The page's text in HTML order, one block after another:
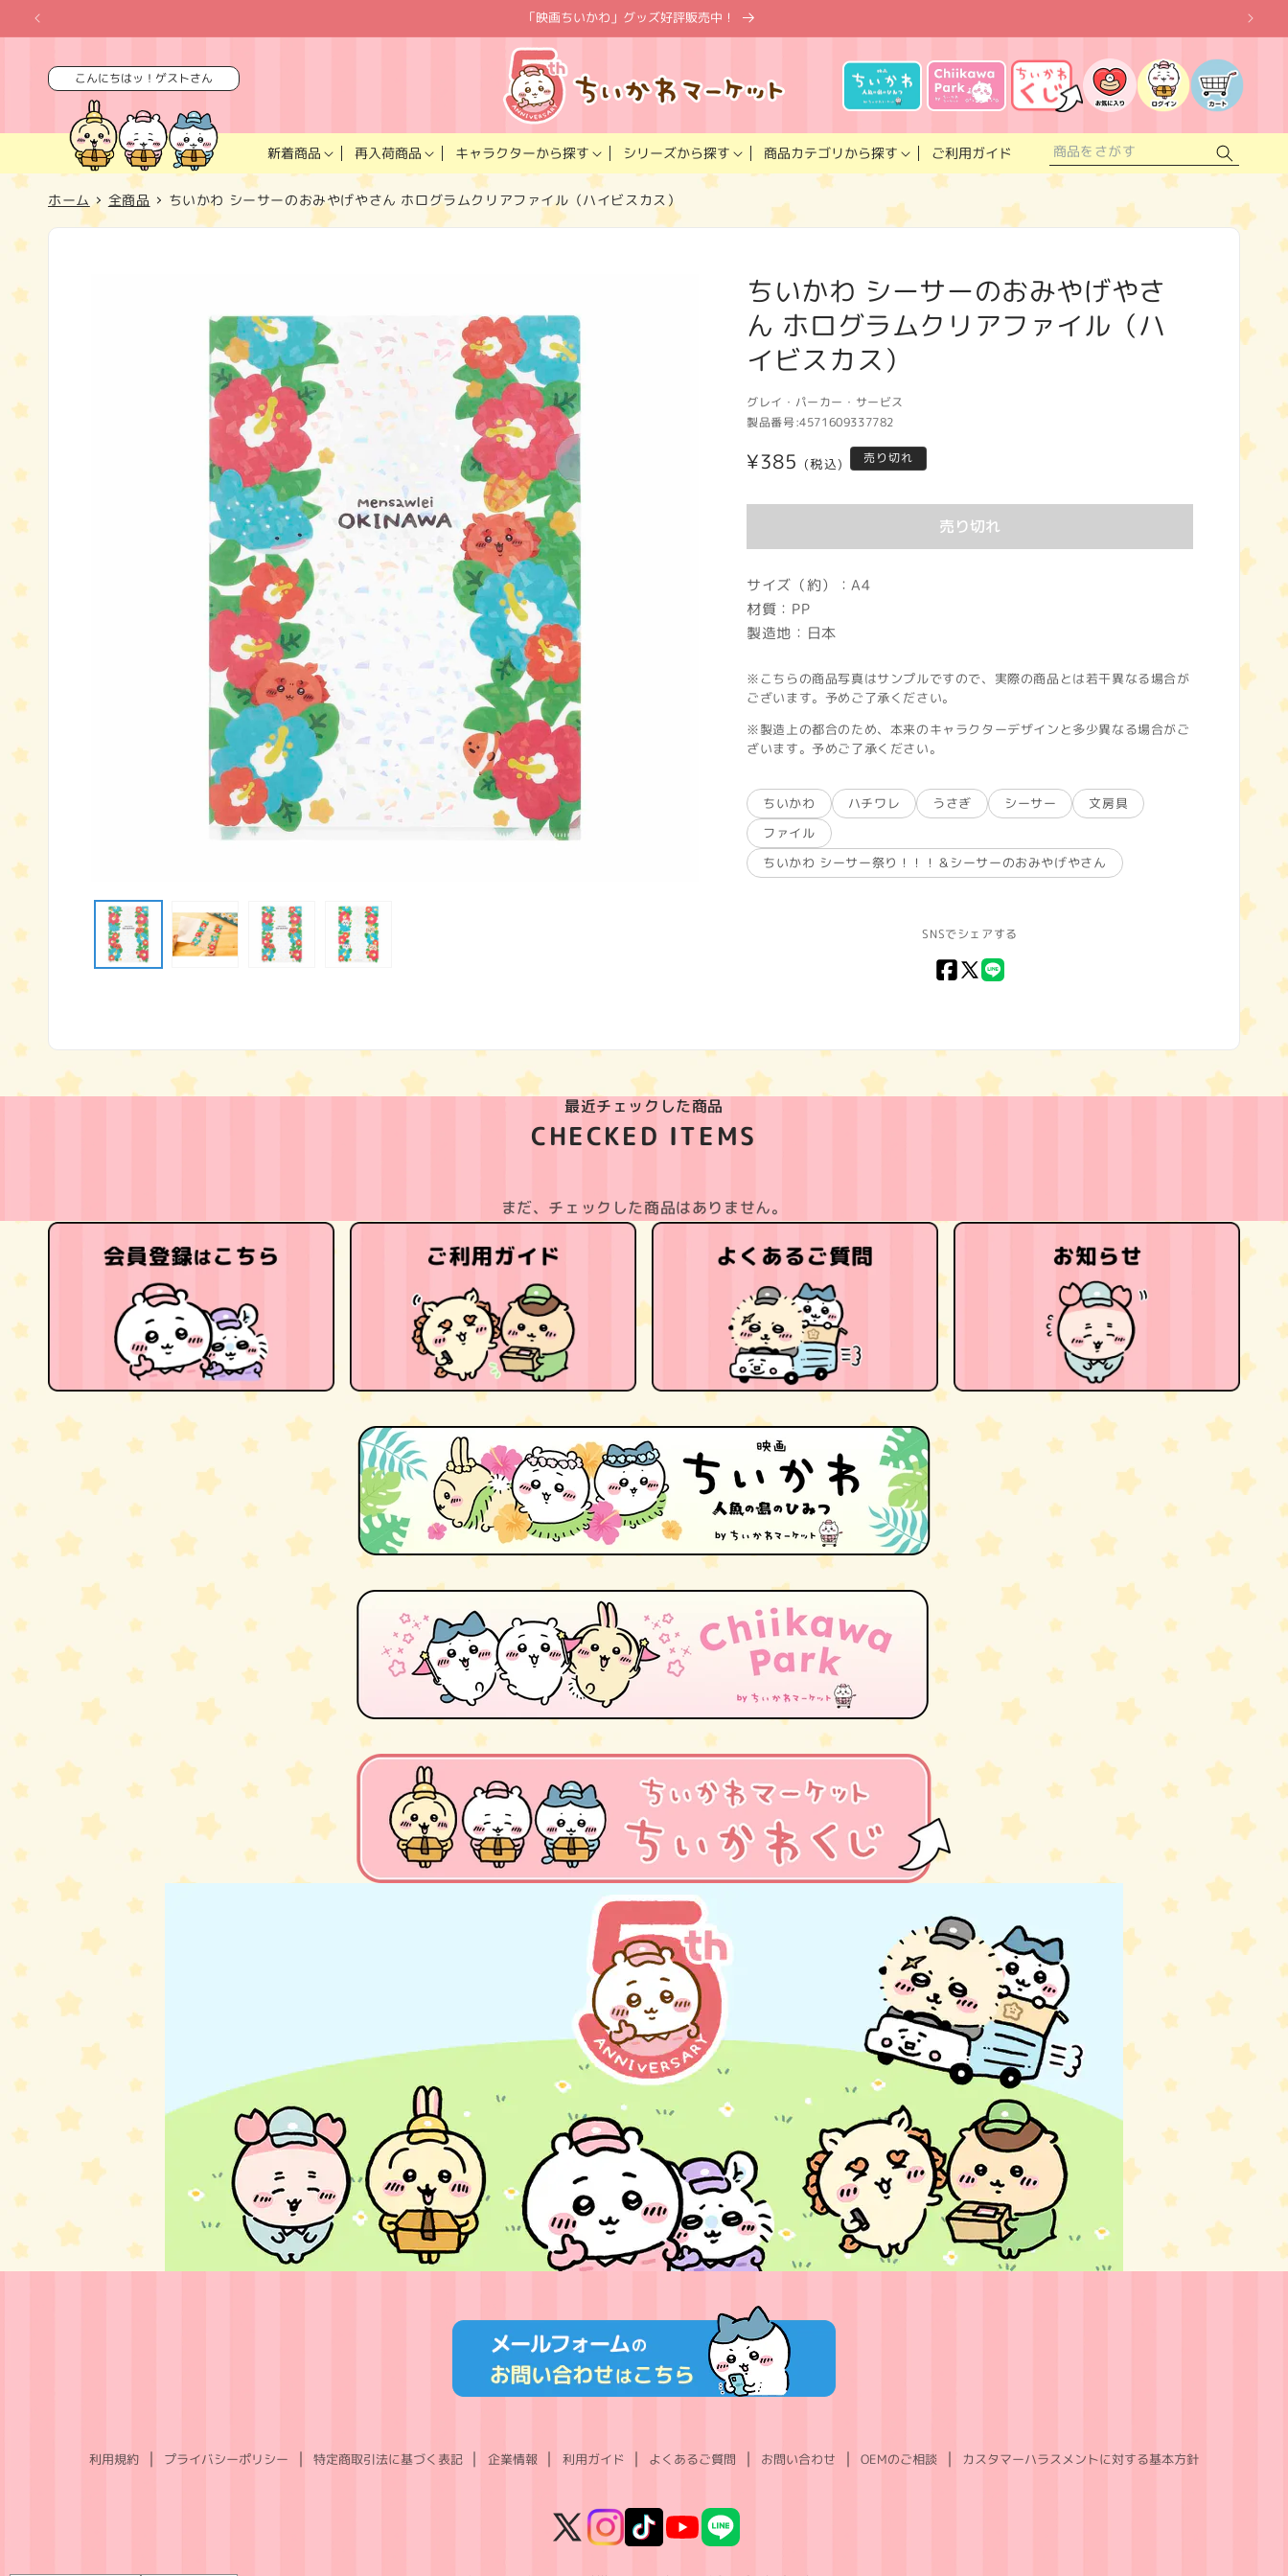
ンツに
進む
「映画ちいかわ」グッズ好評販売中！
こんにちはッ！ゲストさん
新着商品 再入荷商品 キャラクターから探す シリーズから探す 商品カテゴリから探す ご利用ガイド
入
り
ス
ト
グ
イ
カ
ー
ト
ホーム 全商品 ちいかわ シーサーのおみやげやさん ホログラムクリアファイル（ハイビスカス）
ー
く
ちいかわ シーサーのおみやげやさ
ん ホログラムクリアファイル（ハ
イビスカス）
グレイ・パーカー・サービス
製品番号:4571609337782
通
格
¥385 (税込) 売り切れ
売り切れ
サイズ（約）：A4
材質：PP
製造地：日本
※こちらの商品写真はサンプルですので、実際の商品とは若干異なる場合が
ございます。予めご了承ください。
※製造上の都合のため、本来のキャラクターデザインと多少異なる場合がご
ざいます。予めご了承ください。
ちいかわ ハチワレ うさぎ シーサー
文房具
ファイル
ちいかわ シーサー祭り！！！＆シーサーのおみやげやさん
SNSでシェアする
Facebook
X
最近チェックした商品
CHECKED ITEMS
まだ、チェックした商品はありません。
利用規約 プライバシーポリシー 特定商取引法に基づく表記 企業情報 利用ガイド よくあるご質問 お問い合わせ OEMのご相談 カスタマーハラスメントに対する基本方針
X
InstagramTikTokYouTubeLINE